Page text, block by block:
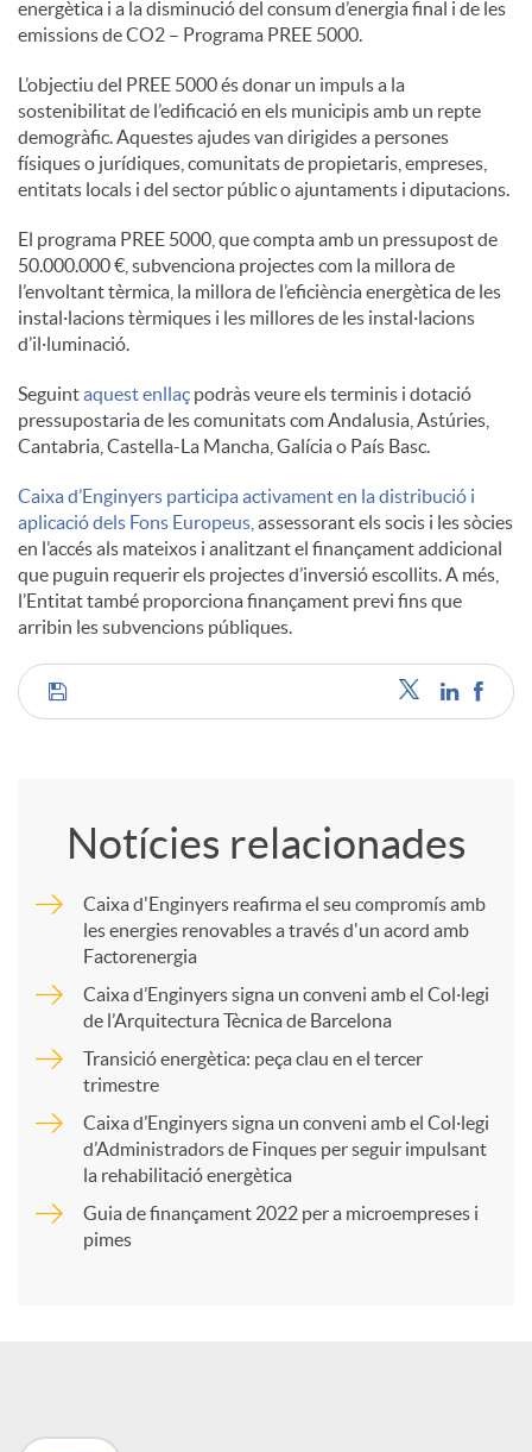
S
o
c
i
a
l
s
energètica i a la disminució del consum d’energia final i de les
emissions de CO2 – Programa PREE 5000.
L’objectiu del PREE 5000 és donar un impuls a la
sostenibilitat de l’edificació en els municipis amb un repte
demogràfic. Aquestes ajudes van dirigides a persones
físiques o jurídiques, comunitats de propietaris, empreses,
entitats locals i del sector públic o ajuntaments i diputacions.
El programa PREE 5000, que compta amb un pressupost de
50.000.000 €, subvenciona projectes com la millora de
l’envoltant tèrmica, la millora de l’eficiència energètica de les
instal·lacions tèrmiques i les millores de les instal·lacions
d’il·luminació.
Seguintaquest enllaç podràs veure els terminis i dotació
pressupostaria de les comunitats com Andalusia, Astúries,
Cantabria, Castella-La Mancha, Galícia o País Basc.
Caixa d’Enginyers participa activament en la distribució i
aplicació dels Fons Europeus, assessorant els socis i les sòcies
en l’accés als mateixos i analitzant el finançament addicional
que puguin requerir els projectes d’inversió escollits. A més,
l’Entitat també proporciona finançament previ fins que
arribin les subvencions públiques.
C
r
Notícies relacionades
Caixa d'Enginyers reafirma el seu compromís amb
les energies renovables a través d'un acord amb
Factorenergia
Caixa d’Enginyers signa un conveni amb el Col·legi
de l’Arquitectura Tècnica de Barcelona
Transició energètica: peça clau en el tercer
trimestre
Caixa d’Enginyers signa un conveni amb el Col·legi
d’Administradors de Finques per seguir impulsant
la rehabilitació energètica
Guia de finançament 2022 per a microempreses i
pimes